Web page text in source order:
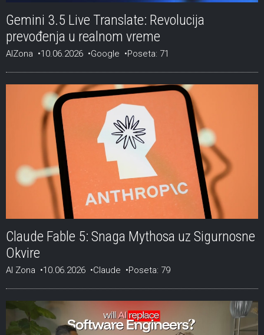
Gemini 3.5 Live Translate: Revolucija
prevođenja u realnom vreme
AIZona 10.06.2026 Google Poseta: 71
Claude Fable 5: Snaga Mythosa uz Sigurnosne
Okvire
AI Zona 10.06.2026 Claude Poseta: 79